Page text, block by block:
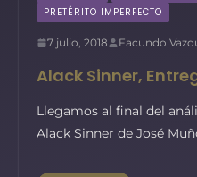
PRETÉRITO IMPERFECTO
7 julio, 2018 Facundo
Alack Sinner,
Llegamos al final del
Alack Sinner de José